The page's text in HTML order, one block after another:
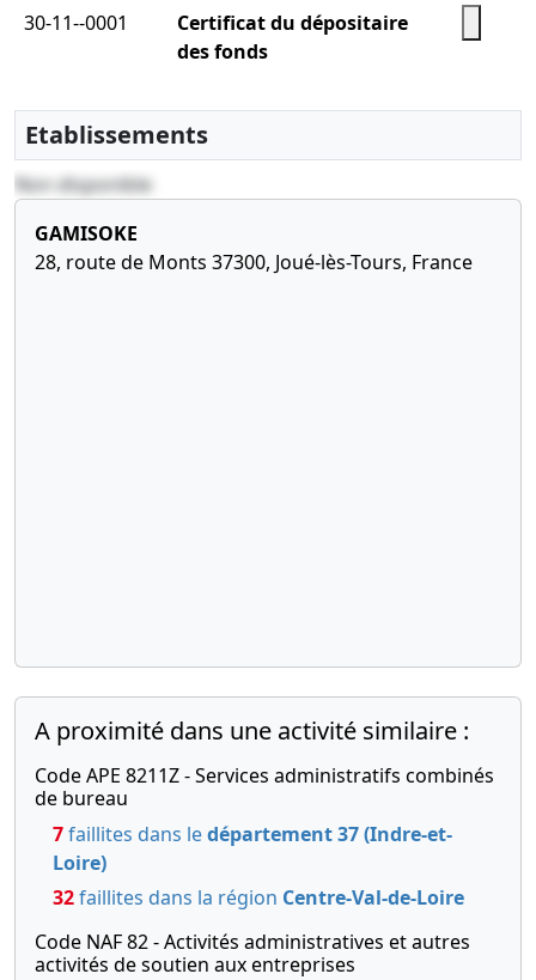
30-11--0001
Certificat du dépositaire
des fonds
souscriptions avec en
annexe la liste des
souscripteurs
Etablissements
Non disponible
GAMISOKE
28, route de Monts 37300, Joué-lès-Tours, France
A proximité dans une activité similaire :
Code APE 8211Z - Services administratifs combinés
de bureau
7faillites dans ledépartement 37 (Indre-et-
Loire)
32faillites dans la région Centre-Val-de-Loire
Code NAF 82 - Activités administratives et autres
activités de soutien aux entreprises